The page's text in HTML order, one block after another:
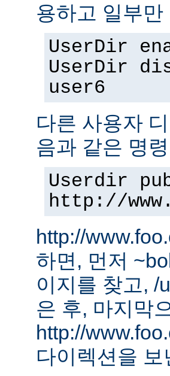
용하고 일부
UserDir
UserDir
user6
다른 사용자
음과 같은 명
Userdir
http://
http://
하면, 먼저
이지를 찾고, /
은 후, 마지막
http://
다이렉션을 보